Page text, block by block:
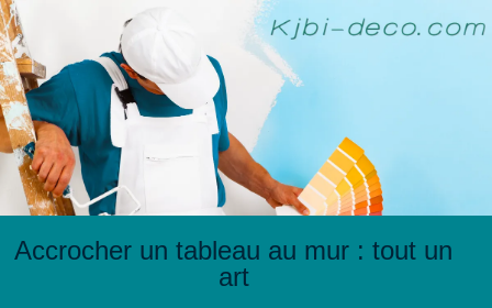
Accrocher un tableau au mur : tout un
art